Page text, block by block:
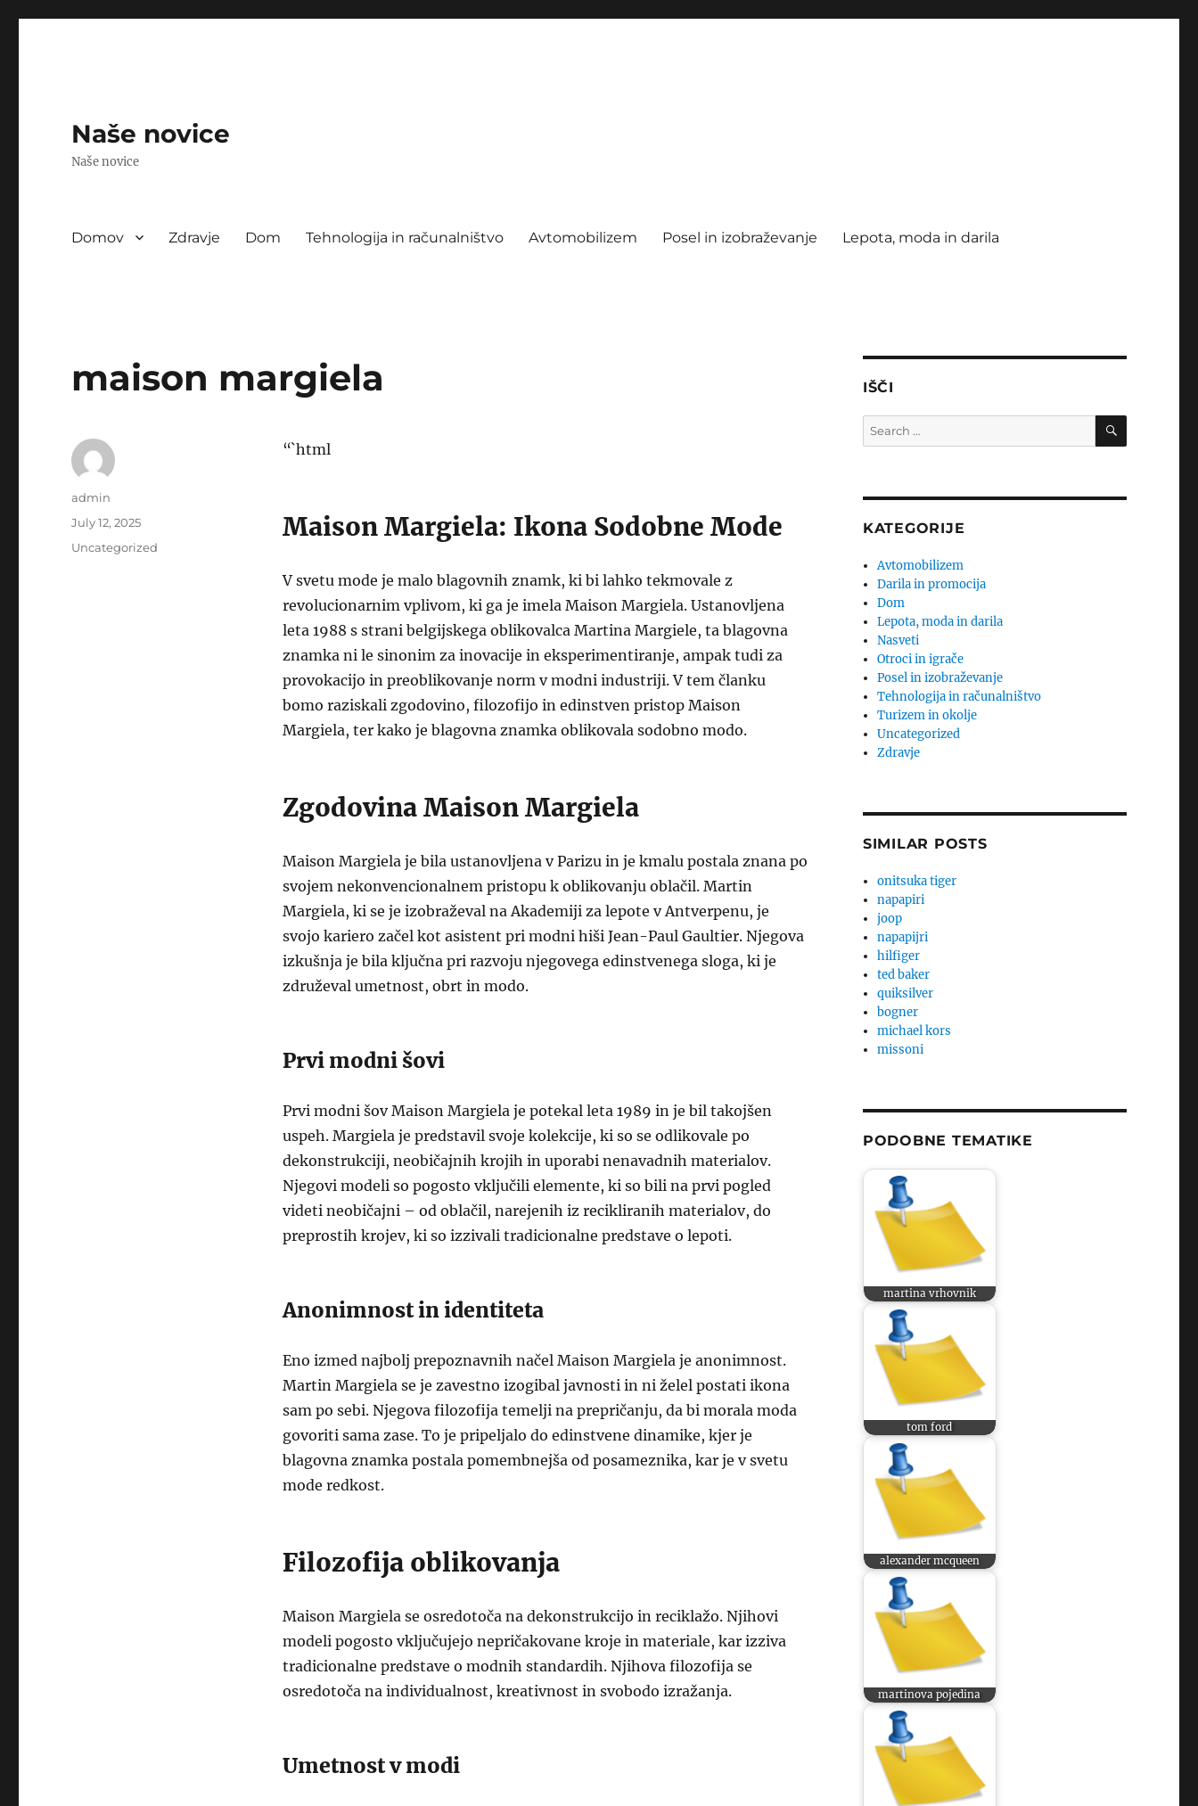
Naše novice
Naše novice
Domov Zdravje Dom Tehnologija in računalništvo Avtomobilizem Posel in izobraževanje Lepota, moda in darila
maison margiela
“`html
Maison Margiela: Ikona Sodobne Mode
V svetu mode je malo blagovnih znamk, ki bi lahko tekmovale z
revolucionarnim vplivom, ki ga je imela Maison Margiela. Ustanovljena
leta 1988 s strani belgijskega oblikovalca Martina Margiele, ta blagovna
znamka ni le sinonim za inovacije in eksperimentiranje, ampak tudi za
provokacijo in preoblikovanje norm v modni industriji. V tem članku
bomo raziskali zgodovino, filozofijo in edinstven pristop Maison
Margiela, ter kako je blagovna znamka oblikovala sodobno modo.
Zgodovina Maison Margiela
Maison Margiela je bila ustanovljena v Parizu in je kmalu postala znana po
svojem nekonvencionalnem pristopu k oblikovanju oblačil. Martin
Margiela, ki se je izobraževal na Akademiji za lepote v Antverpenu, je
svojo kariero začel kot asistent pri modni hiši Jean-Paul Gaultier. Njegova
izkušnja je bila ključna pri razvoju njegovega edinstvenega sloga, ki je
združeval umetnost, obrt in modo.
Prvi modni šovi
Prvi modni šov Maison Margiela je potekal leta 1989 in je bil takojšen
uspeh. Margiela je predstavil svoje kolekcije, ki so se odlikovale po
dekonstrukciji, neobičajnih krojih in uporabi nenavadnih materialov.
Njegovi modeli so pogosto vključili elemente, ki so bili na prvi pogled
videti neobičajni – od oblačil, narejenih iz recikliranih materialov, do
preprostih krojev, ki so izzivali tradicionalne predstave o lepoti.
Anonimnost in identiteta
Eno izmed najbolj prepoznavnih načel Maison Margiela je anonimnost.
Martin Margiela se je zavestno izogibal javnosti in ni želel postati ikona
sam po sebi. Njegova filozofija temelji na prepričanju, da bi morala moda
govoriti sama zase. To je pripeljalo do edinstvene dinamike, kjer je
blagovna znamka postala pomembnejša od posameznika, kar je v svetu
mode redkost.
Filozofija oblikovanja
Maison Margiela se osredotoča na dekonstrukcijo in reciklažo. Njihovi
modeli pogosto vključujejo nepričakovane kroje in materiale, kar izziva
tradicionalne predstave o modnih standardih. Njihova filozofija se
osredotoča na individualnost, kreativnost in svobodo izražanja.
Umetnost v modi
Author
admin
Posted
July 12, 2025
Categories
Uncategorized
IŠČI
Search
for:
SEARCH
KATEGORIJE
Avtomobilizem
Darila in promocija
Dom
Lepota, moda in darila
Nasveti
Otroci in igrače
Posel in izobraževanje
Tehnologija in računalništvo
Turizem in okolje
Uncategorized
Zdravje
SIMILAR POSTS
onitsuka tiger
napapiri
joop
napapijri
hilfiger
ted baker
quiksilver
bogner
michael kors
missoni
PODOBNE TEMATIKE
martina vrhovnik
tom ford
alexander mcqueen
martinova pojedina